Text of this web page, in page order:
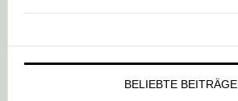
BELIEBTE BEITRÄGE